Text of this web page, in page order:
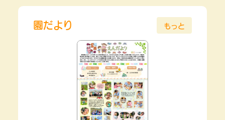
園だより もっと